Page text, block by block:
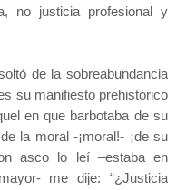
no justicia profesional y
de la sobreabundancia
su manifiesto prehistórico
en que barbotaba de su
la moral -¡moral!- ¡de su
asco lo leí –estaba en
me dije: “¿Justicia